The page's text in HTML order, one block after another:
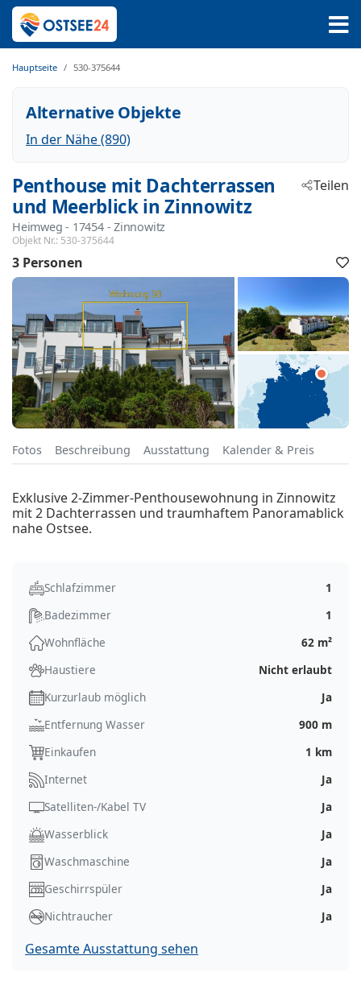
Hauptseite 530-375644
Alternative Objekte
In der Nähe (890)
Penthouse mit Dachterrassen
und Meerblick in Zinnowitz
Heimweg - 17454 - Zinnowitz
Objekt Nr.: 530-375644
Teilen
3 Personen
Fotos Beschreibung Ausstattung Kalender & Preis
Exklusive 2-Zimmer-Penthousewohnung in Zinnowitz
mit 2 Dachterrassen und traumhaftem Panoramablick
nahe Ostsee.
Schlafzimmer
1
Badezimmer
1
Wohnfläche
62 m²
Haustiere
Nicht erlaubt
Kurzurlaub möglich
Ja
Entfernung Wasser
900 m
Einkaufen
1 km
Internet
Ja
Satelliten-/Kabel TV
Ja
Wasserblick
Ja
Waschmaschine
Ja
Geschirrspüler
Ja
Nichtraucher
Ja
Gesamte Ausstattung sehen